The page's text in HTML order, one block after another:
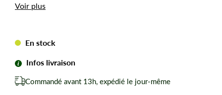
ainsi le bon fonctionnement de la machine.
Caractéristiques
techniques
Référence d'origine : 1130 350 0503
Voir plus
En stock
Infos livraison
Commandé avant 13h, expédié le jour-même